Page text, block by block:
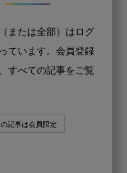
または全部）はログ
ています。会員登録
すべての記事をご覧
記事は会員限定